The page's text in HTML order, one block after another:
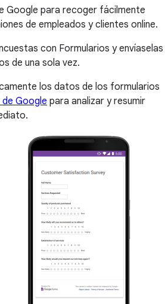
Google para recoger fácilmente
de empleados y clientes online.
con Formularios y envíaselas
de una sola vez.
los datos de los formularios
Google para analizar y resumir